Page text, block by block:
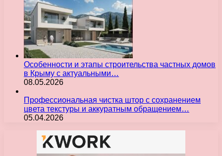
Особенности и этапы строительства частных домов
в Крыму с актуальными…
08.05.2026
Профессиональная чистка штор с сохранением
цвета текстуры и аккуратным обращением…
05.04.2026